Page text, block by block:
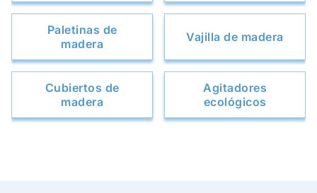
Paletinas de
madera
Vajilla de madera
Cubiertos de
madera
Agitadores
ecológicos